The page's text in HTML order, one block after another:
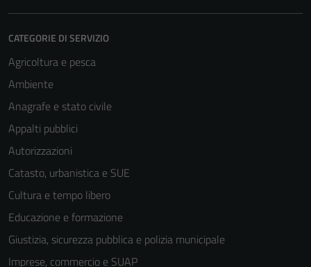
CATEGORIE DI SERVIZIO
Agricoltura e pesca
Ambiente
Anagrafe e stato civile
Appalti pubblici
Autorizzazioni
Catasto, urbanistica e SUE
Cultura e tempo libero
Educazione e formazione
Giustizia, sicurezza pubblica e polizia municipale
Imprese, commercio e SUAP